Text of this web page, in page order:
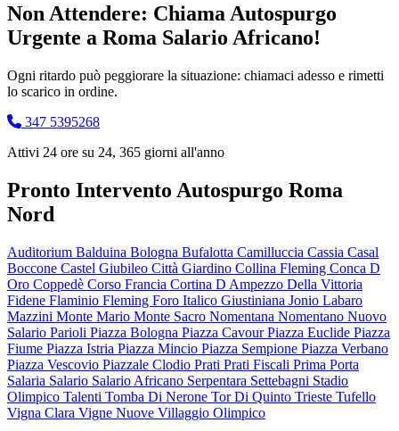
Non Attendere: Chiama Autospurgo
Urgente a Roma Salario Africano!
Ogni ritardo può peggiorare la situazione: chiamaci adesso e rimetti
lo scarico in ordine.
347 5395268
Attivi 24 ore su 24, 365 giorni all'anno
Pronto Intervento Autospurgo Roma
Nord
Auditorium Balduina Bologna Bufalotta Camilluccia Cassia Casal
Boccone Castel Giubileo Città Giardino Collina Fleming Conca D
Oro Coppedè Corso Francia Cortina D Ampezzo Della Vittoria
Fidene Flaminio Fleming Foro Italico Giustiniana Jonio Labaro
Mazzini Monte Mario Monte Sacro Nomentana Nomentano Nuovo
Salario Parioli Piazza Bologna Piazza CavourPiazza Euclide Piazza
Fiume Piazza Istria Piazza Mincio Piazza Sempione Piazza Verbano
Piazza Vescovio Piazzale Clodio Prati Prati Fiscali Prima Porta
Salaria Salario Salario Africano Serpentara Settebagni Stadio
Olimpico Talenti Tomba Di Nerone Tor Di Quinto Trieste Tufello
Vigna Clara Vigne Nuove Villaggio Olimpico